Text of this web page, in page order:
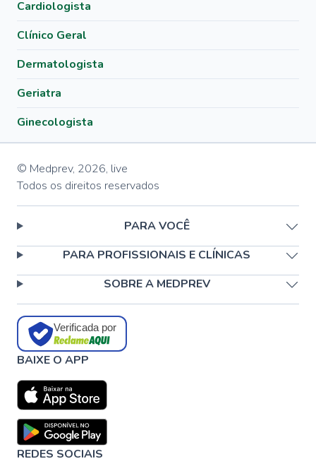
Cardiologista
Clínico Geral
Dermatologista
Geriatra
Ginecologista
© Medprev, 2026, live
Todos os direitos reservados
PARA VOCÊ
PARA PROFISSIONAIS E CLÍNICAS
SOBRE A MEDPREV
Verificada por
BAIXE O APP
REDES SOCIAIS